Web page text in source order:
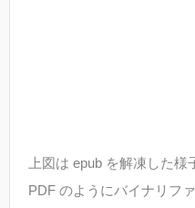
上図は epub を解凍した様
PDF のようにバイナリフ